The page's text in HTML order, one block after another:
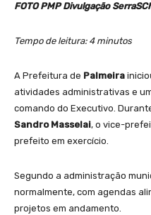
FOTO PMP Divulgação
Tempo de leitura: 4 minutos
A Prefeitura de Palmeira
atividades administrativas e
comando do Executivo.
Sandro Masselai, o vice-
prefeito em exercício.
Segundo a administração
normalmente, com agendas
projetos em andamento.